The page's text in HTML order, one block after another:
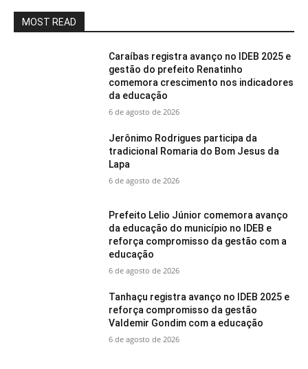
MOST READ
Caraíbas registra avanço no IDEB 2025 e
gestão do prefeito Renatinho
comemora crescimento nos indicadores
da educação
6 de agosto de 2026
Jerônimo Rodrigues participa da
tradicional Romaria do Bom Jesus da
Lapa
6 de agosto de 2026
Prefeito Lelio Júnior comemora avanço
da educação do município no IDEB e
reforça compromisso da gestão com a
educação
6 de agosto de 2026
Tanhaçu registra avanço no IDEB 2025 e
reforça compromisso da gestão
Valdemir Gondim com a educação
6 de agosto de 2026